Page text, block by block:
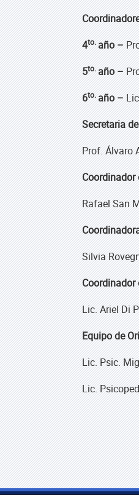
4to.año –
5to.año –
6to.año –
Secretaria
Prof. Álvaro
Coordinador
Rafael San
Silvia
Coordinador
Lic. Ariel Di
Equipo de
Lic. Psic.
Lic.